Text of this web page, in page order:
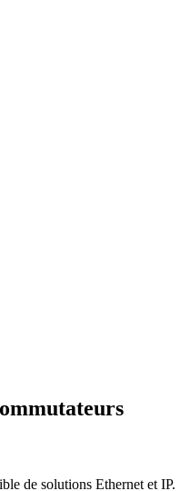
de solutions Ethernet et IP.